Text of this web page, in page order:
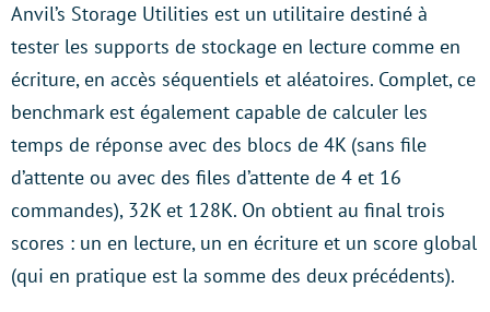
Anvil’s Storage Utilities est un utilitaire destiné à
tester les supports de stockage en lecture comme en
écriture, en accès séquentiels et aléatoires. Complet, ce
benchmark est également capable de calculer les
temps de réponse avec des blocs de 4K (sans file
d’attente ou avec des files d’attente de 4 et 16
commandes), 32K et 128K. On obtient au final trois
scores : un en lecture, un en écriture et un score global
(qui en pratique est la somme des deux précédents).